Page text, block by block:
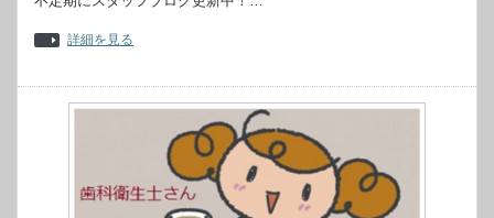
詳細を見る